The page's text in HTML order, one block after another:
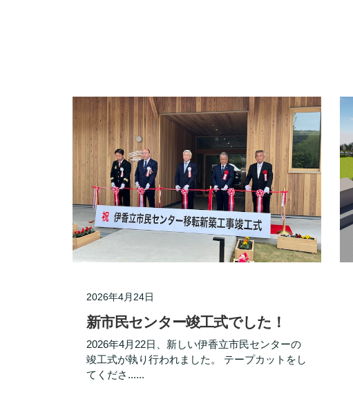
2026年4月24日
新市民センター竣工式でした！
2026年4月22日、新しい伊香立市民センターの
竣工式が執り行われました。 テープカットをし
てくださ......